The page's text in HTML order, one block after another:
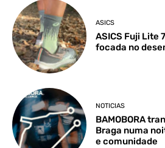
ASICS
ASICS Fuji Lite
focada no
NOTICIAS
BAMOBORA
Braga numa
e comunidade